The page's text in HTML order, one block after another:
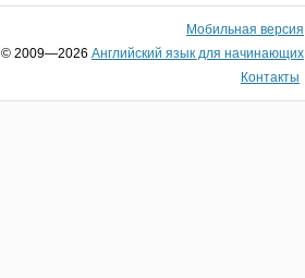
Мобильная версия
© 2009—2026 Английский язык для начинающих
Контакты